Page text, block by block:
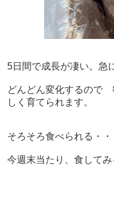
5日間で成長が凄い。急
どんどん変化するので
しく育てられます。
そろそろ食べられる・・
今週末当たり、食してみ